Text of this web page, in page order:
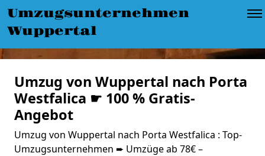
Umzugsunternehmen
Wuppertal
Umzug von Wuppertal nach Porta
Westfalica ☛ 100 % Gratis-
Angebot
Umzug von Wuppertal nach Porta Westfalica : Top-
Umzugsunternehmen ➨ Umzüge ab 78€ –